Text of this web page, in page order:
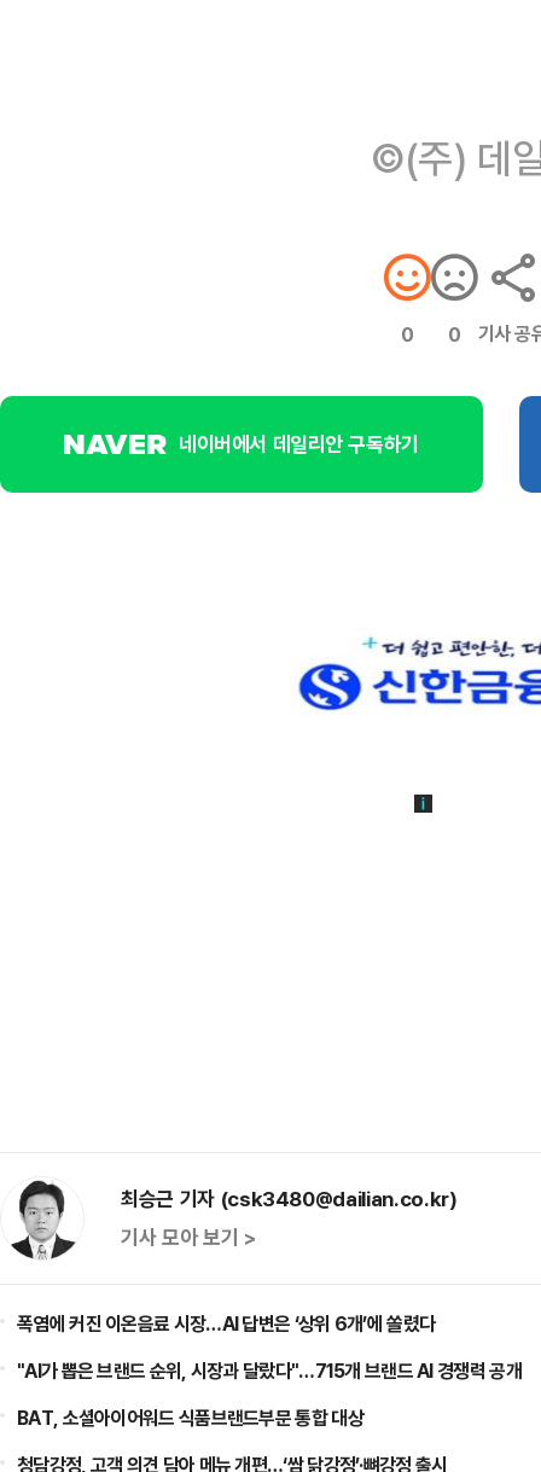
©(주) 데
0 0 기사 공
네이버에서 데일리안 구독하기
최승근 기자 (csk3480@dailian.co.kr)
기사 모아 보기 >
폭염에 커진 이온음료 시장…AI 답변은 ‘상위 6개’에 쏠렸다
"AI가 뽑은 브랜드 순위, 시장과 달랐다"…715개 브랜드 AI 경쟁력 공개
BAT, 소셜아이어워드 식품브랜드부문 통합 대상
청담강정, 고객 의견 담아 메뉴 개편…‘쌈 닭강정’·뼈강정 출시